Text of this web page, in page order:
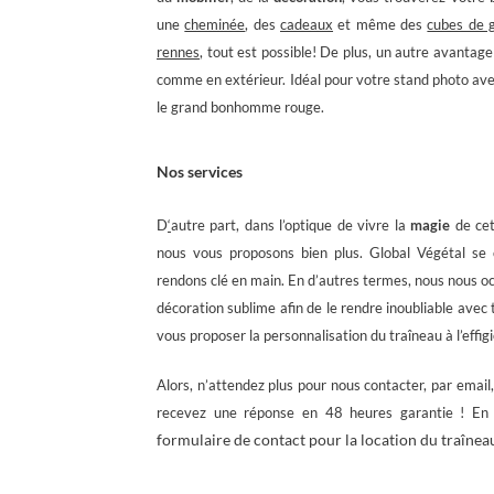
unecheminée, descadeaux et même descubes de
rennes, tout est possible! De plus, un autre
comme en extérieur. Idéal pour votre stand photo
le grand bonhomme rouge.
Nos services
D‘autre part, dans l’optique de vivre lamagie de
nous vous proposons bien plus. Global Végétal
rendons clé en main. En d’autres termes, nous nous
décoration sublime afin de le rendre inoubliable
vous proposer la personnalisation du traîneau à
Alors, n’attendez plus pour nous contacter, par
recevez une réponse en 48 heures garantie !
formulaire de contact pour la location du